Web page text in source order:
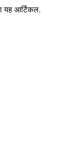
आर्टिकल.